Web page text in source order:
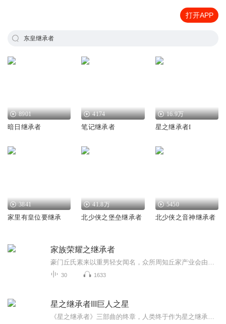
打开APP
东皇继承者
8901
暗日继承者
4174
笔记继承者
16.9万
星之继承者I
3841
家里有皇位要继承
41.8万
北少侠之堡垒继承者
5450
北少侠之音神继承者
家族荣耀之继承者
30 1633
星之继承者III巨人之星